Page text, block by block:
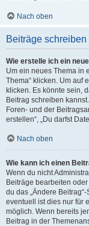
Nach oben
Beiträge schreiben
Wie erstelle ich ein
Um ein neues Thema in
Thema“ klicken. Um auf
klicken. Es könnte sein,
Beitrag schreiben
Foren- und der
erstellen“, „Du darfst
Nach oben
Wie kann ich einen
Wenn du nicht
Beiträge bearbeiten
du das „Ändere
eventuell ist dies nur für
möglich. Wenn bereits
Beitrag in der